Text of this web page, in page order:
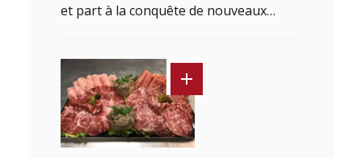
et part à la conquête de nouveaux…